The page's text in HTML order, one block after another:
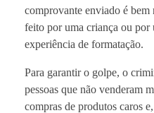
comprovante enviado é
feito por uma criança ou por
experiência de formatação.
Para garantir o golpe, o
pessoas que não venderam
compras de produtos caros